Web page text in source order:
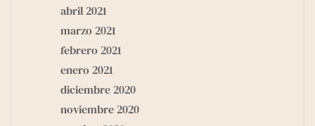
abril 2021
marzo 2021
febrero 2021
enero 2021
diciembre 2020
noviembre 2020